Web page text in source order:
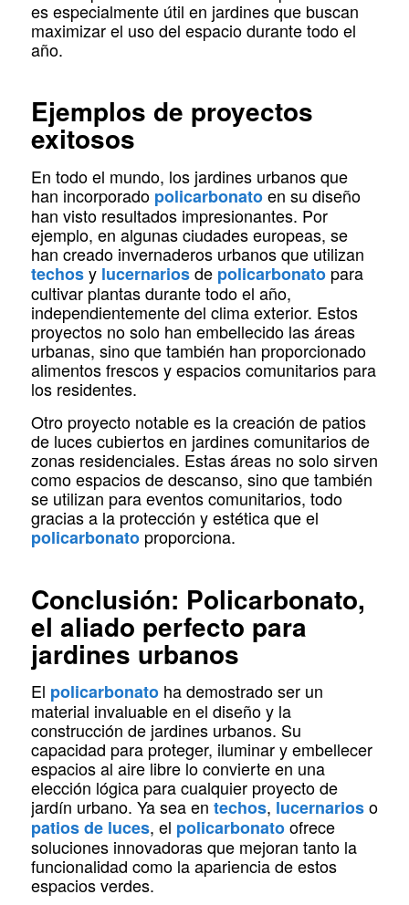
es especialmente útil en jardines que buscan
maximizar el uso del espacio durante todo el
año.
Ejemplos de proyectos
exitosos
En todo el mundo, los jardines urbanos que
han incorporado policarbonatoen su diseño
han visto resultados impresionantes. Por
ejemplo, en algunas ciudades europeas, se
han creado invernaderos urbanos que utilizan
techosy lucernariosde policarbonatopara
cultivar plantas durante todo el año,
independientemente del clima exterior. Estos
proyectos no solo han embellecido las áreas
urbanas, sino que también han proporcionado
alimentos frescos y espacios comunitarios para
los residentes.
Otro proyecto notable es la creación de patios
de luces cubiertos en jardines comunitarios de
zonas residenciales. Estas áreas no solo sirven
como espacios de descanso, sino que también
se utilizan para eventos comunitarios, todo
gracias a la protección y estética que el
policarbonatoproporciona.
Conclusión: Policarbonato,
el aliado perfecto para
jardines urbanos
El policarbonatoha demostrado ser un
material invaluable en el diseño y la
construcción de jardines urbanos. Su
capacidad para proteger, iluminar y embellecer
espacios al aire libre lo convierte en una
elección lógica para cualquier proyecto de
jardín urbano. Ya sea en techos, lucernarioso
patios de luces, el policarbonatoofrece
soluciones innovadoras que mejoran tanto la
funcionalidad como la apariencia de estos
espacios verdes.